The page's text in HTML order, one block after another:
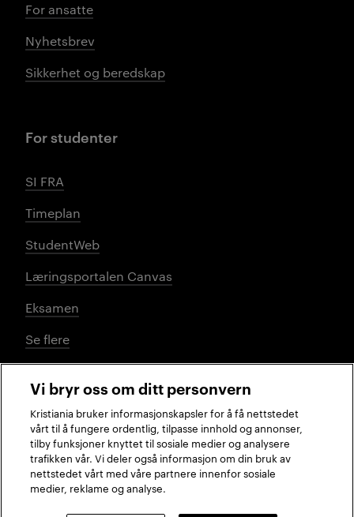
For ansatte
Nyhetsbrev
Sikkerhet og beredskap
For studenter
SI FRA
Timeplan
StudentWeb
Læringsportalen Canvas
Eksamen
Se flere
Sosiale medier
FacebookInstagramLinkedInTikTok
Vi bryr oss om ditt personvern
Kristiania bruker informasjonskapsler for å få nettstedet
vårt til å fungere ordentlig, tilpasse innhold og annonser,
tilby funksjoner knyttet til sosiale medier og analysere
trafikken vår. Vi deler også informasjon om din bruk av
nettstedet vårt med våre partnere innenfor sosiale
medier, reklame og analyse.